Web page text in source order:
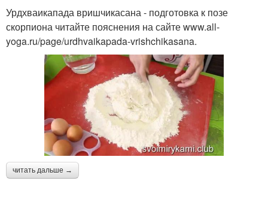
Урдхваикапада вришчикасана - подготовка к позе
скорпиона читайте пояснения на сайте www.all-
yoga.ru/page/urdhvaikapada-vrishchikasana.
читать дальше →